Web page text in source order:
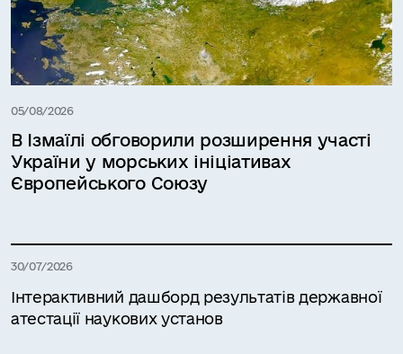
05/08/2026
В Ізмаїлі обговорили розширення участі
України у морських ініціативах
Європейського Союзу
30/07/2026
Інтерактивний дашборд результатів державної
атестації наукових установ